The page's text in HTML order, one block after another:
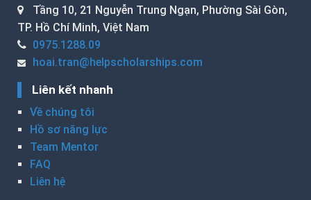
Tầng 10, 21 Nguyễn Trung Ngạn, Phường Sài Gòn,
TP. Hồ Chí Minh, Việt Nam
0975.1288.09
hoai.tran@helpscholarships.com
Liên kết nhanh
Về chúng tôi
Hồ sơ năng lực
Team Mentor
FAQ
Liên hệ